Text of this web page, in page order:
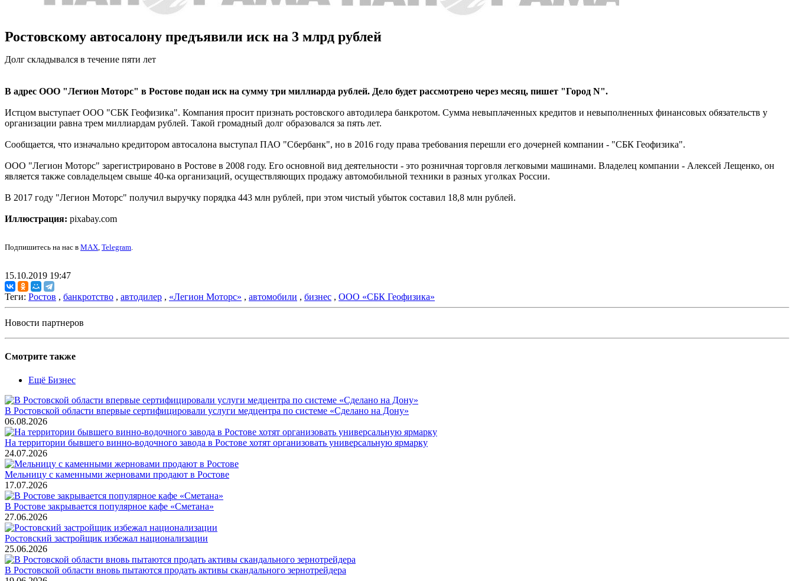
Ростовскому автосалону предъявили иск на 3 млрд рублей
Долг складывался в течение пяти лет
В адрес ООО "Легион Моторс" в Ростове подан иск на сумму три миллиарда рублей. Дело будет рассмотрено через месяц, пишет "Город N".
Истцом выступает ООО "СБК Геофизика". Компания просит признать ростовского автодилера банкротом. Сумма невыплаченных кредитов и невыполненных финансовых обязательств у
организации равна трем миллиардам рублей. Такой громадный долг образовался за пять лет.
Сообщается, что изначально кредитором автосалона выступал ПАО "Сбербанк", но в 2016 году права требования перешли его дочерней компании - "СБК Геофизика".
ООО "Легион Моторс" зарегистрировано в Ростове в 2008 году. Его основной вид деятельности - это розничная торговля легковыми машинами. Владелец компании - Алексей Лещенко, он
является также совладельцем свыше 40-ка организаций, осуществляющих продажу автомобильной техники в разных уголках России.
В 2017 году "Легион Моторс" получил выручку порядка 443 млн рублей, при этом чистый убыток составил 18,8 млн рублей.
Иллюстрация: pixabay.com
Подпишитесь на нас в MAX, Telegram.
15.10.2019 19:47
Теги: Ростов , банкротство , автодилер , «Легион Моторс» , автомобили , бизнес , ООО «СБК Геофизика»
Новости партнеров
Смотрите также
Ещё Бизнес
В Ростовской области впервые сертифицировали услуги медцентра по системе «Сделано на Дону»
06.08.2026
На территории бывшего винно-водочного завода в Ростове хотят организовать универсальную ярмарку
24.07.2026
Мельницу с каменными жерновами продают в Ростове
17.07.2026
В Ростове закрывается популярное кафе «Сметана»
27.06.2026
Ростовский застройщик избежал национализации
25.06.2026
В Ростовской области вновь пытаются продать активы скандального зернотрейдера